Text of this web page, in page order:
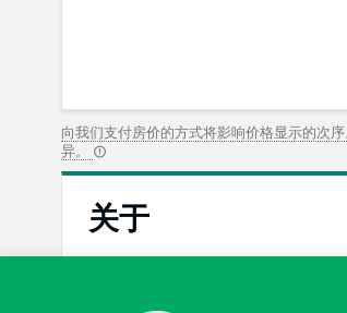
向我们支付房价的方式将影响价格显示的次
异。
关于